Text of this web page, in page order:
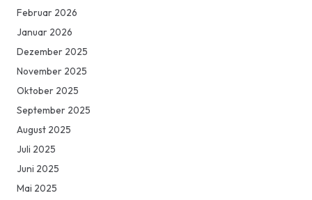
Februar 2026
Januar 2026
Dezember 2025
November 2025
Oktober 2025
September 2025
August 2025
Juli 2025
Juni 2025
Mai 2025